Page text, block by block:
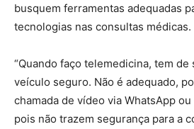
busquem ferramentas adequadas
tecnologias nas consultas médicas.
“Quando faço telemedicina, tem
veículo seguro. Não é adequado,
chamada de vídeo via WhatsApp
pois não trazem segurança para a